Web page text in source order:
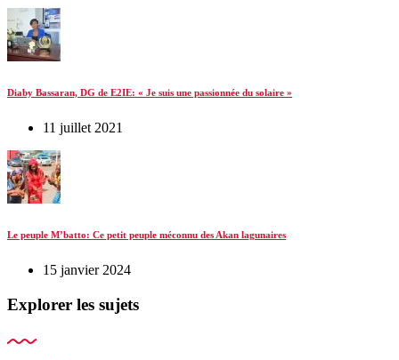
Diaby Bassaran, DG de E2IE: « Je suis une passionnée du solaire »
11 juillet 2021
Le peuple M’batto: Ce petit peuple méconnu des Akan lagunaires
15 janvier 2024
Explorer les sujets